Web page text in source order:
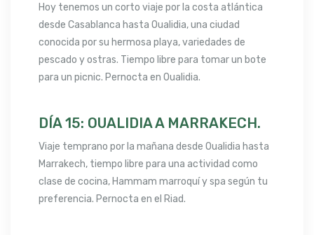
Hoy tenemos un corto viaje por la costa atlántica
desde Casablanca hasta Oualidia, una ciudad
conocida por su hermosa playa, variedades de
pescado y ostras. Tiempo libre para tomar un bote
para un picnic. Pernocta en Oualidia.
DÍA 15: OUALIDIA A MARRAKECH.
Viaje temprano por la mañana desde Oualidia hasta
Marrakech, tiempo libre para una actividad como
clase de cocina, Hammam marroquí y spa según tu
preferencia. Pernocta en el Riad.